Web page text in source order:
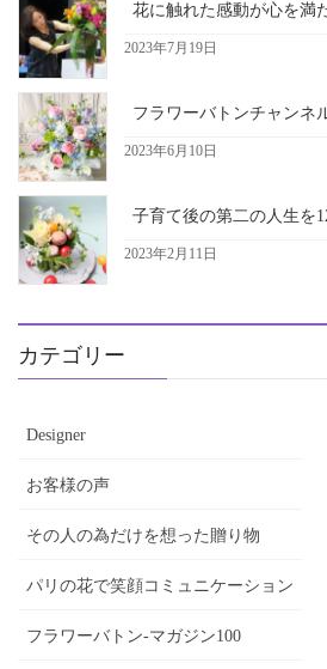
花に触れた感動が心を満
2023年7月19日
フラワーバトンチャンネ
2023年6月10日
子育て後の第二の人生を
2023年2月11日
カテゴリー
Designer
お客様の声
その人の為だけを想った贈り物
パリの花で笑顔コミュニケーション
フラワーバトン-マガジン100